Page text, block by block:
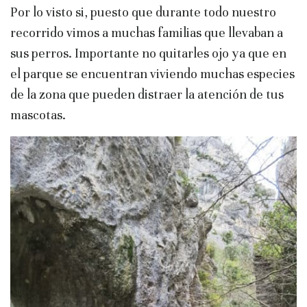
Por lo visto si, puesto que durante todo nuestro
recorrido vimos a muchas familias que llevaban a
sus perros. Importante no quitarles ojo ya que en
el parque se encuentran viviendo muchas especies
de la zona que pueden distraer la atención de tus
mascotas.